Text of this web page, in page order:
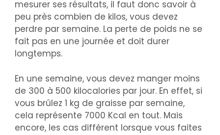
mesurer ses résultats, il faut donc savoir à
peu près combien de kilos, vous devez
perdre par semaine. La perte de poids ne se
fait pas en une journée et doit durer
longtemps.
En une semaine, vous devez manger moins
de 300 à 500 kilocalories par jour. En effet, si
vous brûlez 1 kg de graisse par semaine,
cela représente 7000 Kcal en tout. Mais
encore, les cas différent lorsque vous faites